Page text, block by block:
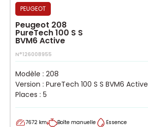
PEUGEOT
Peugeot 208
PureTech 100 S S
BVM6 Active
N°126008955
Modèle : 208
Version : PureTech 100 S S BVM6 Active
Places : 5
7672 km Boîte manuelle Essence